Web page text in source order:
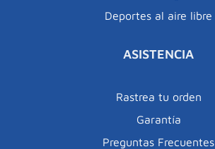
Deportes al aire libre
ASISTENCIA
Rastrea tu orden
Garantía
Preguntas Frecuentes